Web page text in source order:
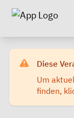
Diese
Um
finden,